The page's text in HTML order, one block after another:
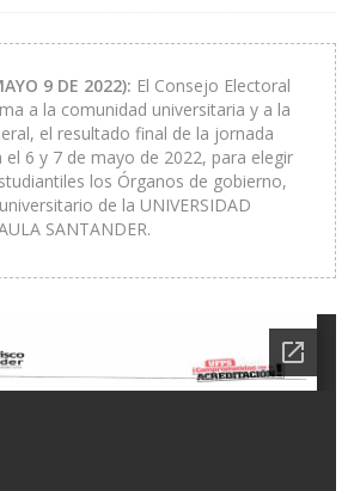
9 DE 2022): El Consejo Electoral
a la comunidad universitaria y a la
el resultado final de la jornada
el 6 y 7 de mayo de 2022, para elegir
los Órganos de gobierno,
de la UNIVERSIDAD
SANTANDER.